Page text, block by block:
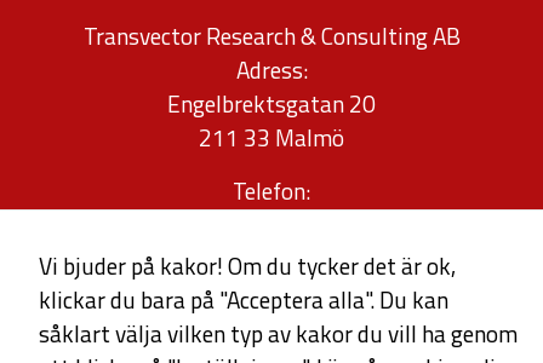
Transvector Research & Consulting AB
Adress:
Engelbrektsgatan 20
211 33 Malmö
Telefon:
0709-96 76 80
info@transvector.se
offert@transvector.se
Vi bjuder på kakor! Om du tycker det är ok,
klickar du bara på "Acceptera alla". Du kan
såklart välja vilken typ av kakor du vill ha genom
med dig av dina
beteende när du
surfar ökar du
personligt
anpassat innehåll
och erbjudanden.